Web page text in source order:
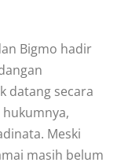
Bigmo hadir
datang secara
Meski
masih belum